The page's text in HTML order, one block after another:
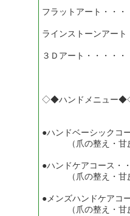
フラットアート・・
ラインストーンアー
３Ｄアート・・・・
◇◆ハンドメニュー
●ハンドベーシックコ
（爪の整え・甘皮
●ハンドケアコース・
（爪の整え・甘皮
●メンズハンドケアコ
（爪の整え・甘皮